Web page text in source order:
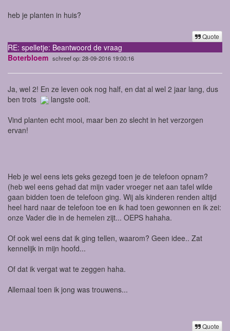
heb je planten in huis?
Quote
RE: spelletje: Beantwoord de vraag
Boterbloem schreef op: 28-09-2016 19:00:16
Ja, wel 2! En ze leven ook nog half, en dat al wel 2 jaar lang, dus
ben trots
langste ooit.
Vind planten echt mooi, maar ben zo slecht in het verzorgen
ervan!
Heb je wel eens iets geks gezegd toen je de telefoon opnam?
(heb wel eens gehad dat mijn vader vroeger net aan tafel wilde
gaan bidden toen de telefoon ging. Wij als kinderen renden altijd
heel hard naar de telefoon toe en ik had toen gewonnen en ik zei:
onze Vader die in de hemelen zijt... OEPS hahaha.
Of ook wel eens dat ik ging tellen, waarom? Geen idee.. Zat
kennelijk in mijn hoofd...
Of dat ik vergat wat te zeggen haha.
Allemaal toen ik jong was trouwens...
Quote